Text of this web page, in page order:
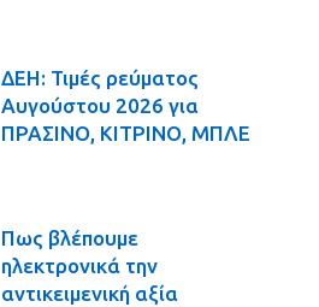
ΔΕΗ: Τιμές ρεύματος
Αυγούστου 2026 για
ΠΡΑΣΙΝΟ, ΚΙΤΡΙΝΟ, ΜΠΛΕ
Πως βλέπουμε
ηλεκτρονικά την
αντικειμενική αξία